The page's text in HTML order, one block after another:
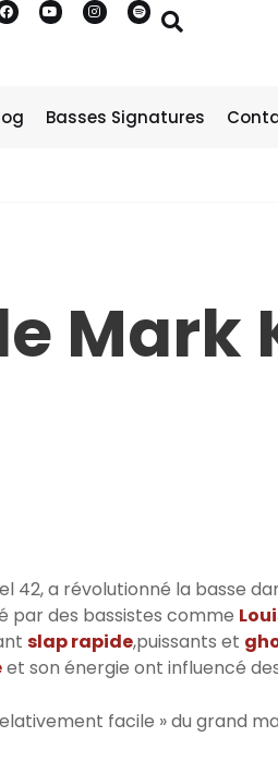
Basses Signatures
Mark
42, a révolutionné la basse
par des bassistes comme
slap rapide,puissants et
et son énergie ont influencé
facile » du grand